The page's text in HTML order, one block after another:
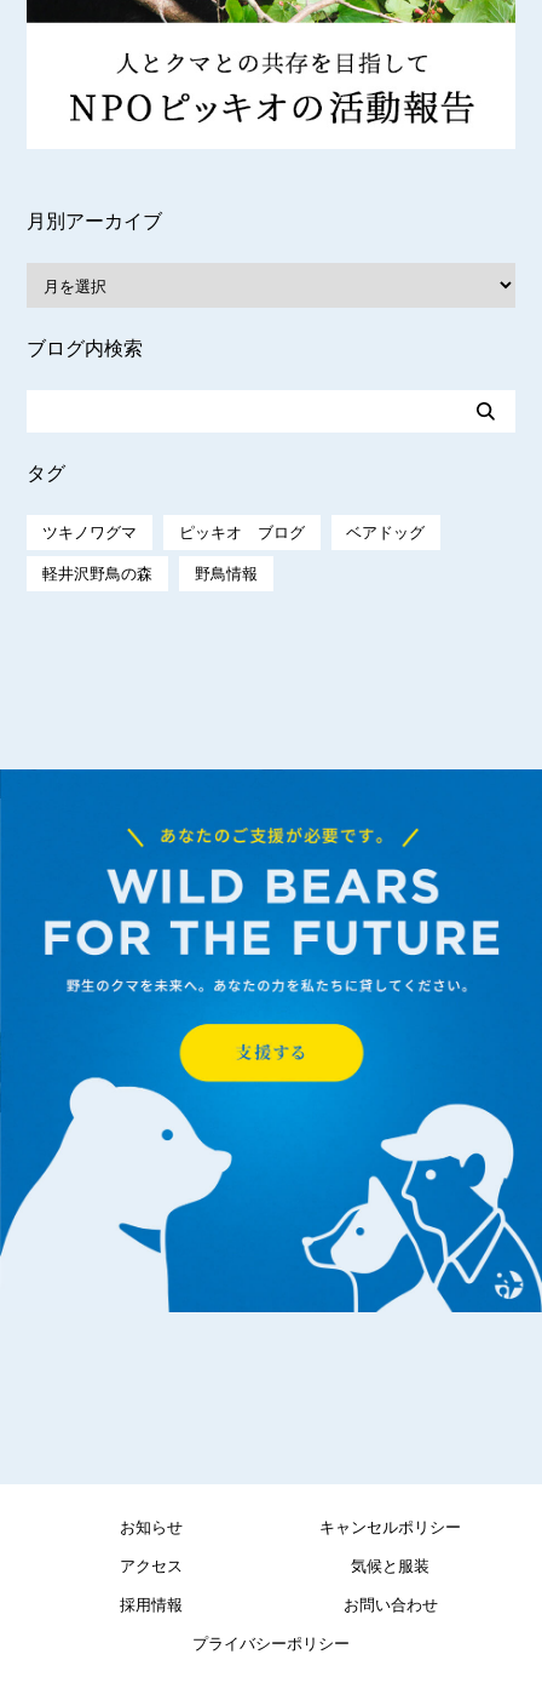
月別アーカイブ
ブログ内検索
タグ
ツキノワグマ ピッキオ ブログ ベアドッグ
軽井沢野鳥の森 野鳥情報
お知らせ キャンセルポリシー
アクセス 気候と服装
採用情報 お問い合わせ
プライバシーポリシー